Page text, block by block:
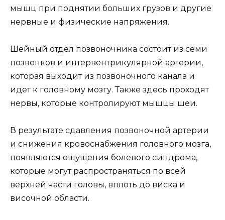
мышц при поднятии больших грузов и другие
нервные и физические напряжения.
Шейный отдел позвоночника состоит из семи
позвонков и интервентрикулярной артерии,
которая выходит из позвоночного канала и
идет к головному мозгу. Также здесь проходят
нервы, которые контролируют мышцы шеи.
В результате сдавления позвоночной артерии
и снижения кровоснабжения головного мозга,
появляются ощущения болевого синдрома,
которые могут распространяться по всей
верхней части головы, вплоть до виска и
височной области.